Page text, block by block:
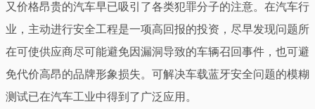
又价格昂贵的汽车早已吸引了各类犯罪分子的注意。在汽车行
业，主动进行安全工程是一项高回报的投资，尽早发现问题所
在可使供应商尽可能避免因漏洞导致的车辆召回事件，也可避
免代价高昂的品牌形象损失。可解决车载蓝牙安全问题的模糊
测试已在汽车工业中得到了广泛应用。